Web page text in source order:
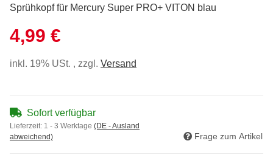
Sprühkopf für Mercury Super PRO+ VITON blau
4,99 €
inkl. 19% USt. , zzgl. Versand
Sofort verfügbar
Lieferzeit: 1 - 3 Werktage (DE - Ausland
abweichend)
Frage zum Artikel